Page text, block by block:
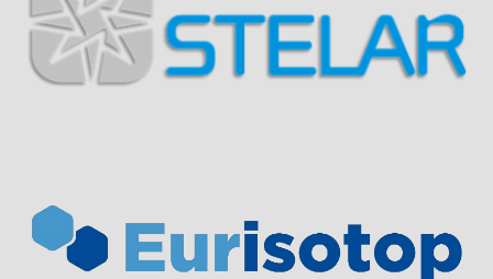
Visit Sponsor Page
Visit Sponsor Page